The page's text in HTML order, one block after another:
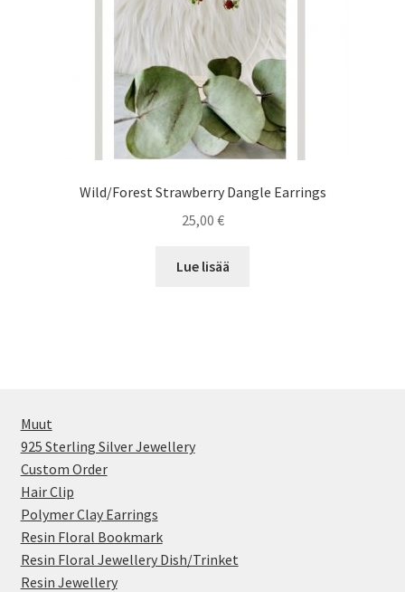
Wild/Forest Strawberry Dangle Earrings
25,00 €
Lue lisää
Muut
925 Sterling Silver Jewellery
Custom Order
Hair Clip
Polymer Clay Earrings
Resin Floral Bookmark
Resin Floral Jewellery Dish/Trinket
Resin Jewellery